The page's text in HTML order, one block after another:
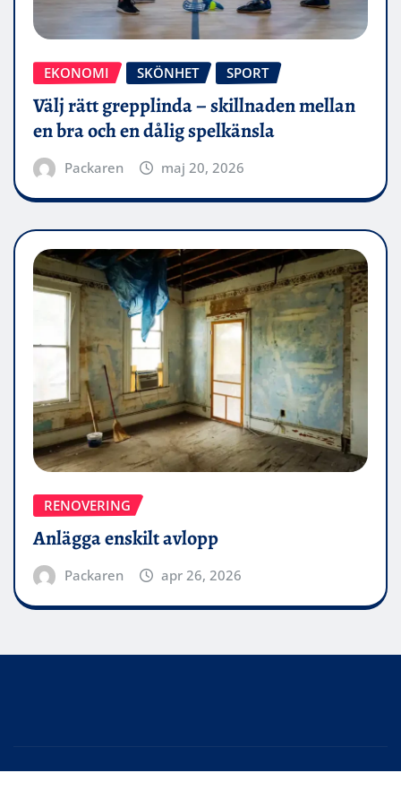
EKONOMI SKÖNHET SPORT
Välj rätt grepplinda – skillnaden mellan
en bra och en dålig spelkänsla
Packaren maj 20, 2026
RENOVERING
Anlägga enskilt avlopp
Packaren apr 26, 2026